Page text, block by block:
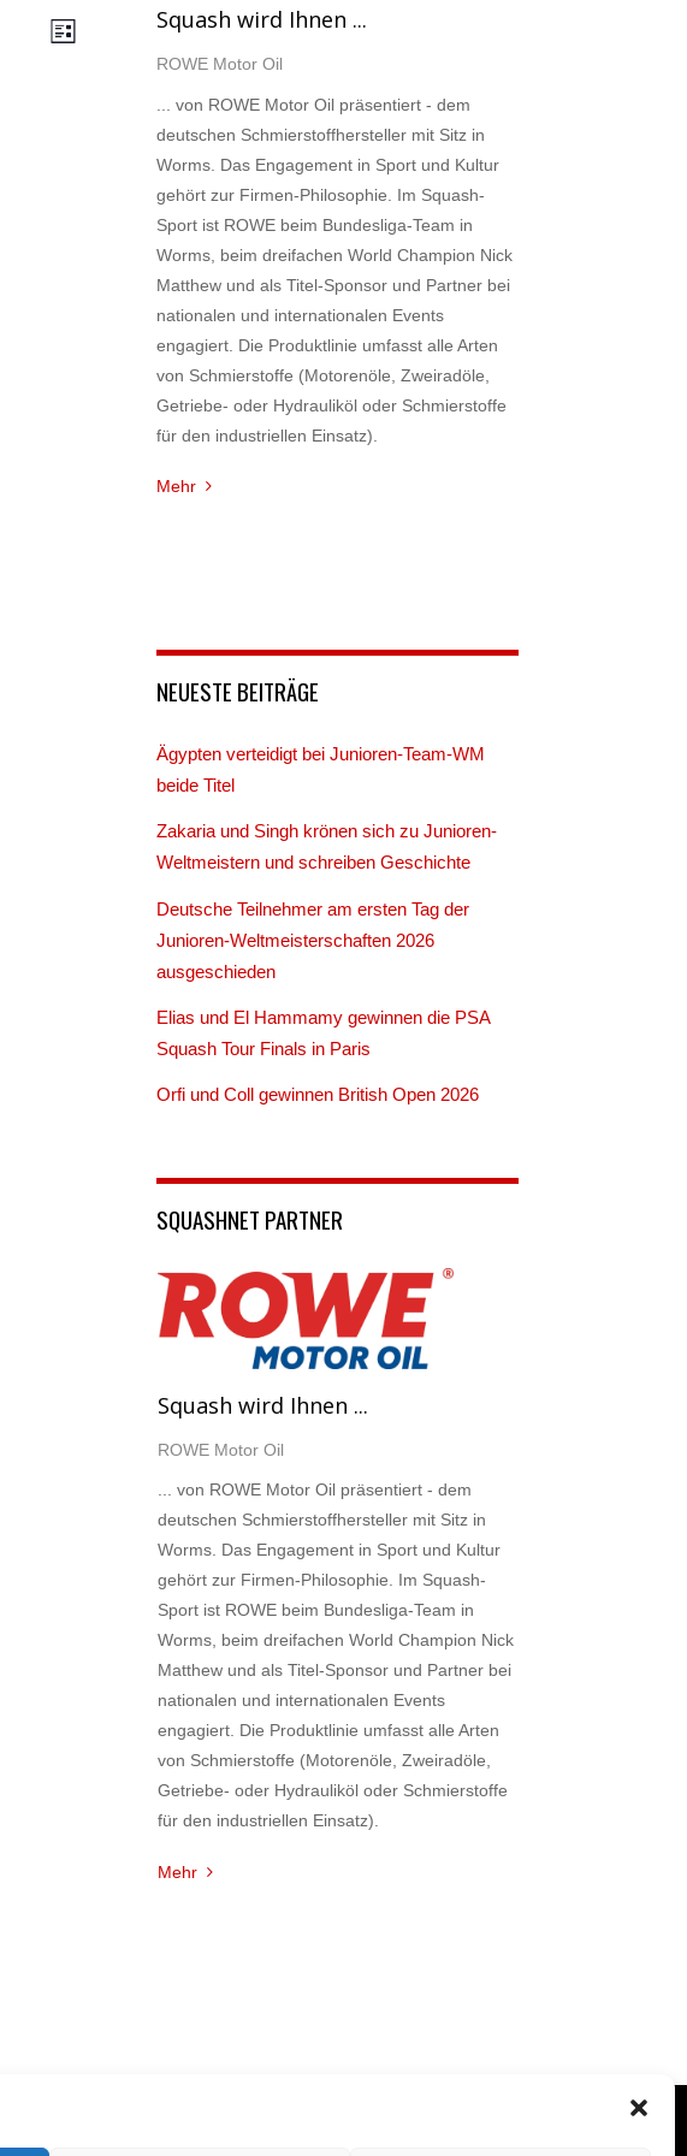
Ansichten-
Veranstaltung
Ansichten-
Navigation
L
Squash wird Ihnen ...
ROWE Motor Oil
... von ROWE Motor Oil präsentiert - dem
deutschen Schmierstoffhersteller mit Sitz in
Worms. Das Engagement in Sport und Kultur
gehört zur Firmen-Philosophie. Im Squash-
Sport ist ROWE beim Bundesliga-Team in
Worms, beim dreifachen World Champion Nick
Matthew und als Titel-Sponsor und Partner bei
nationalen und internationalen Events
engagiert. Die Produktlinie umfasst alle Arten
von Schmierstoffe (Motorenöle, Zweiradöle,
Getriebe- oder Hydrauliköl oder Schmierstoffe
für den industriellen Einsatz).
Mehr
NEUESTE BEITRÄGE
Ägypten verteidigt bei Junioren-Team-WM
beide Titel
Zakaria und Singh krönen sich zu Junioren-
Weltmeistern und schreiben Geschichte
Deutsche Teilnehmer am ersten Tag der
Junioren-Weltmeisterschaften 2026
ausgeschieden
Elias und El Hammamy gewinnen die PSA
Squash Tour Finals in Paris
Orfi und Coll gewinnen British Open 2026
SQUASHNET PARTNER
Squash wird Ihnen ...
ROWE Motor Oil
... von ROWE Motor Oil präsentiert - dem
deutschen Schmierstoffhersteller mit Sitz in
Worms. Das Engagement in Sport und Kultur
gehört zur Firmen-Philosophie. Im Squash-
Sport ist ROWE beim Bundesliga-Team in
Worms, beim dreifachen World Champion Nick
Matthew und als Titel-Sponsor und Partner bei
nationalen und internationalen Events
engagiert. Die Produktlinie umfasst alle Arten
von Schmierstoffe (Motorenöle, Zweiradöle,
Getriebe- oder Hydrauliköl oder Schmierstoffe
für den industriellen Einsatz).
Mehr